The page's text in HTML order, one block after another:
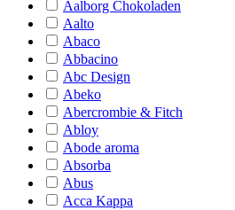
Aalborg Chokoladen
Aalto
Abaco
Abbacino
Abc Design
Abeko
Abercrombie & Fitch
Abloy
Abode aroma
Absorba
Abus
Acca Kappa